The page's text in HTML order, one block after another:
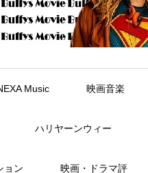
Music 映画音楽
ハリヤーンウィー
ョン 映画・ドラマ評